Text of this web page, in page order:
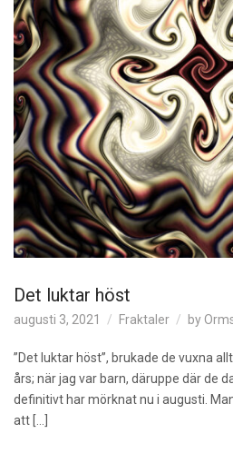
Det luktar höst
augusti 3, 2021 Fraktaler by
”Det luktar höst”, brukade de vuxna
års; när jag var barn, däruppe där de
definitivt har mörknat nu i augusti.
att […]